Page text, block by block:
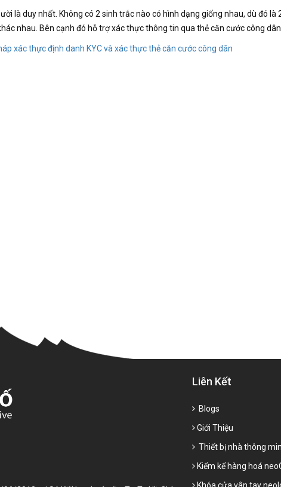
là duy nhất. Không có 2 sinh trắc nào có hình dạng giống nhau, dù đó
nhau. Bên cạnh đó hỗ trợ xác thực thông tin qua thẻ căn cước công
xác thực định danh KYC và xác thực thẻ căn cước công dân
Liên Kết
Blogs
Giới Thiệu
Thiết bị nhà thông
Kiểm kể hàng hoá